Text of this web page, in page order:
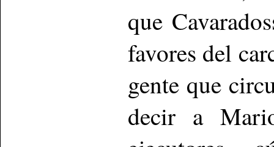
que
favores del
gente que
decir a